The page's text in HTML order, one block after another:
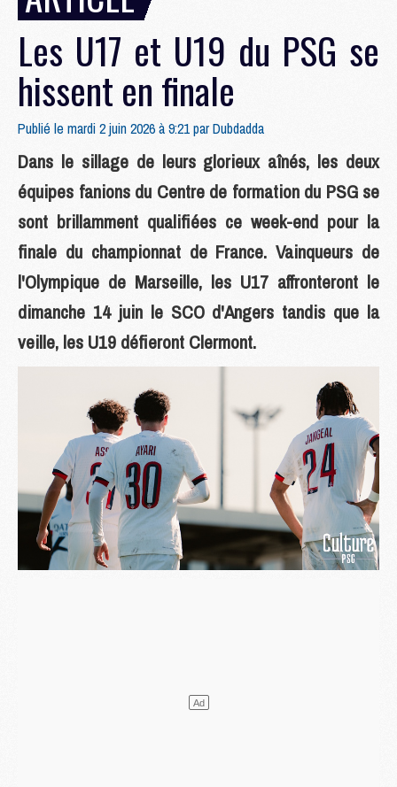
Les U17 et U19 du PSG se
hissent en finale
Publié le mardi 2 juin 2026 à 9:21 parDubdadda
Dans le sillage de leurs glorieux aînés, les deux
équipes fanions du Centre de formation du PSG se
sont brillamment qualifiées ce week-end pour la
finale du championnat de France. Vainqueurs de
l'Olympique de Marseille, les U17 affronteront le
dimanche 14 juin le SCO d'Angers tandis que la
veille, les U19 défieront Clermont.